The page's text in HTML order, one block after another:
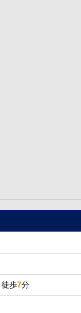
徒歩7分